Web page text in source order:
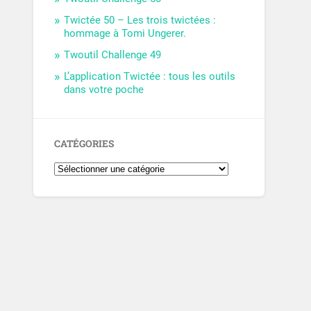
Twictée 50 – Les trois twictées :
hommage à Tomi Ungerer.
Twoutil Challenge 49
L’application Twictée : tous les outils
dans votre poche
CATÉGORIES